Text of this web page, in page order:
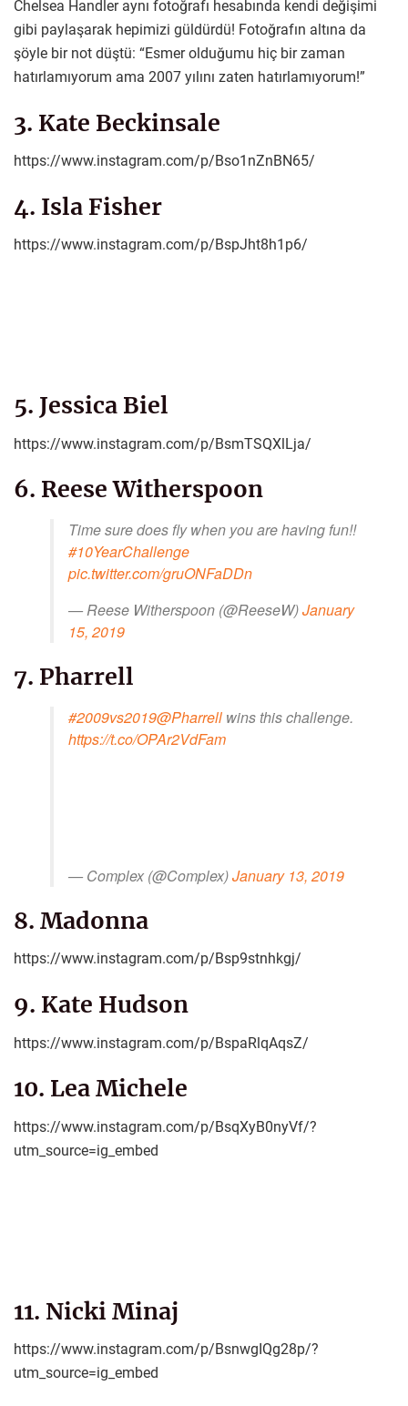
Chelsea Handler aynı fotoğrafı hesabında kendi değişimi
gibi paylaşarak hepimizi güldürdü! Fotoğrafın altına da
şöyle bir not düştü: “Esmer olduğumu hiç bir zaman
hatırlamıyorum ama 2007 yılını zaten hatırlamıyorum!”
3. Kate Beckinsale
https://www.instagram.com/p/Bso1nZnBN65/
4. Isla Fisher
https://www.instagram.com/p/BspJht8h1p6/
5. Jessica Biel
https://www.instagram.com/p/BsmTSQXlLja/
6. Reese Witherspoon
Time sure does fly when you are having fun!!
#10YearChallenge
pic.twitter.com/gruONFaDDn
— Reese Witherspoon (@ReeseW)January
15, 2019
7. Pharrell
#2009vs2019@Pharrell wins this challenge.
https://t.co/OPAr2VdFam
— Complex (@Complex)January 13, 2019
8. Madonna
https://www.instagram.com/p/Bsp9stnhkgj/
9. Kate Hudson
https://www.instagram.com/p/BspaRlqAqsZ/
10. Lea Michele
https://www.instagram.com/p/BsqXyB0nyVf/?
utm_source=ig_embed
11. Nicki Minaj
https://www.instagram.com/p/BsnwgIQg28p/?
utm_source=ig_embed